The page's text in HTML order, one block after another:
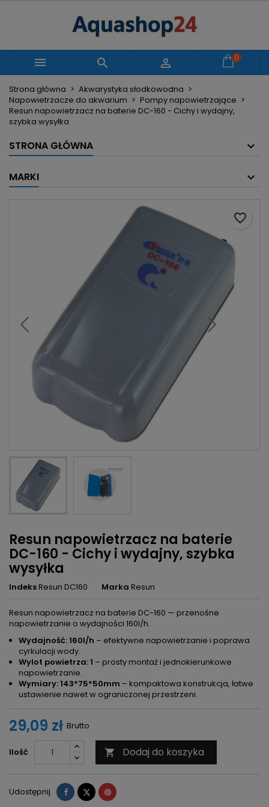
   0
Strona główna
Akwarystyka słodkowodna
Napowietrzacze do akwarium
Pompy napowietrzające
Resun napowietrzacz na baterie DC-160 - Cichy i wydajny,
szybka wysyłka
STRONA GŁÓWNA
MARKI
Resun napowietrzacz na baterie
DC-160 - Cichy i wydajny, szybka
wysyłka
IndeksResun DC160 Marka Resun
Resun napowietrzacz na baterie DC-160 — przenośne
napowietrzanie o wydajności 160l/h.
Wydajność: 160l/h – efektywne napowietrzanie i poprawa
cyrkulacji wody.
Wylot powietrza: 1 – prosty montaż i jednokierunkowe
napowietrzanie.
Wymiary: 143*75*50mm – kompaktowa konstrukcja, łatwe
ustawienie nawet w ograniczonej przestrzeni.
29,09 zł Brutto
Ilość  Dodaj do koszyka
favorite_border
Udostępnij Udostępnij
TweetujPinterest
Moje listy życzeń
add_circle_outline Utwórz nową listę
Utwórz listę życzeń
Nazwa listy życzeń
Utwórz listę życzeń
Zaloguj się
Musisz być zalogowany by zapisać produkty na
swojej liście życzeń.
Anuluj Zaloguj się